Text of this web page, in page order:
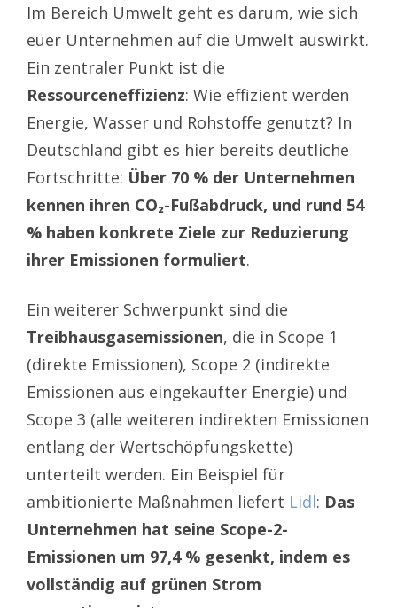
Im Bereich Umwelt geht es darum, wie sich
euer Unternehmen auf die Umwelt auswirkt.
Ein zentraler Punkt ist die
Ressourceneffizienz: Wie effizient werden
Energie, Wasser und Rohstoffe genutzt? In
Deutschland gibt es hier bereits deutliche
Fortschritte: Über 70 % der Unternehmen
kennen ihren CO₂-Fußabdruck, und rund 54
% haben konkrete Ziele zur Reduzierung
ihrer Emissionen formuliert.
Ein weiterer Schwerpunkt sind die
Treibhausgasemissionen, die in Scope 1
(direkte Emissionen), Scope 2 (indirekte
Emissionen aus eingekaufter Energie) und
Scope 3 (alle weiteren indirekten Emissionen
entlang der Wertschöpfungskette)
unterteilt werden. Ein Beispiel für
ambitionierte Maßnahmen liefert Lidl: Das
Unternehmen hat seine Scope-2-
Emissionen um 97,4 % gesenkt, indem es
vollständig auf grünen Strom